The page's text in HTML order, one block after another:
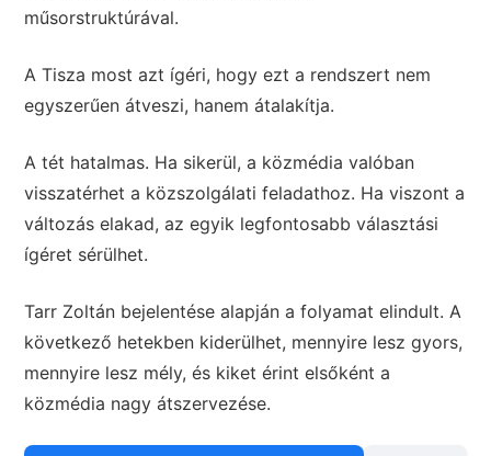
műsorstruktúrával.
A Tisza most azt ígéri, hogy ezt a rendszert nem
egyszerűen átveszi, hanem átalakítja.
A tét hatalmas. Ha sikerül, a közmédia valóban
visszatérhet a közszolgálati feladathoz. Ha viszont a
változás elakad, az egyik legfontosabb választási
ígéret sérülhet.
Tarr Zoltán bejelentése alapján a folyamat elindult. A
következő hetekben kiderülhet, mennyire lesz gyors,
mennyire lesz mély, és kiket érint elsőként a
közmédia nagy átszervezése.